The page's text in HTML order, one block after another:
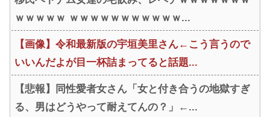
ｗｗｗｗｗ ｗｗｗｗｗｗｗｗｗｗｗ...
【画像】令和最新版の宇垣美里さん←こう言うので
いいんだよが目一杯詰まってると話題...
【悲報】同性愛者女さん「女と付き合うの地獄すぎ
る、男はどうやって耐えてんの？」←...